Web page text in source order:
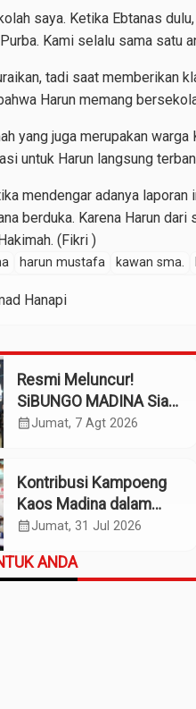
saya. Ketika Ebtanas
Kami selalu sama satu
tadi saat memberikan
Harun memang
yang juga merupakan
untuk Harun langsung
mendengar adanya
berduka. Karena Harun
(Fikri )
harun mustafa kawan sma.
Hanapi
Resmi Meluncur!
SiBUNGO MADINA Siap
Optimalkan Pendapatan
calendar_monthJumat, 7 Agt 2026
Kontribusi Kampoeng
Kaos Madina dalam
Industri Budaya dan
calendar_monthJumat, 31 Jul 2026
ANDA